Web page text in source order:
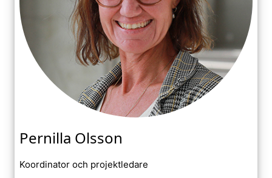
Pernilla Olsson
Koordinator och projektledare